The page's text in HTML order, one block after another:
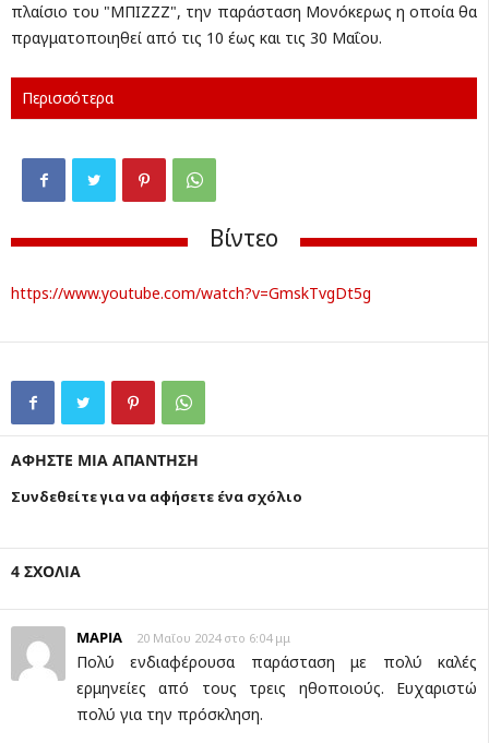
πλαίσιο του "ΜΠΙΖΖΖ", την παράσταση Μονόκερως η οποία θα
πραγματοποιηθεί από τις 10 έως και τις 30 Μαΐου.
Περισσότερα
Βίντεο
https://www.youtube.com/watch?v=GmskTvgDt5g
4 ΣΧΟΛΙΑ
ΜΑΡΙΑ 20 Μαΐου 2024 στο 6:04 μμ
Πολύ ενδιαφέρουσα παράσταση με πολύ καλές
ερμηνείες από τους τρεις ηθοποιούς. Ευχαριστώ
πολύ για την πρόσκληση.
ΑΦΗΣΤΕ ΜΙΑ ΑΠΑΝΤΗΣΗ
Συνδεθείτε για να αφήσετε ένα σχόλιο